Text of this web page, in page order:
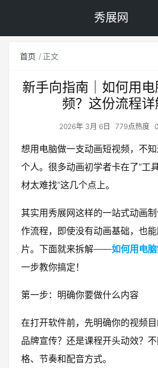
秀展网
首页 正文
新手向指南｜如何用
频？这份流程
2026年 3月 6日 779点热度
想用电脑做一支动画短视频，不
个人。很多动画初学者卡在了“工
材太难找”这几个点上。
其实用秀展网这样的一站式动画
作流程，即使没有动画基础，也
片。下面就来拆解——如何用电
一步教你搞定！
第一步：明确你要做什么内容
在打开软件前，先明确你的视频
品牌宣传？还是课程开头动效？
格、节奏和配音方式。